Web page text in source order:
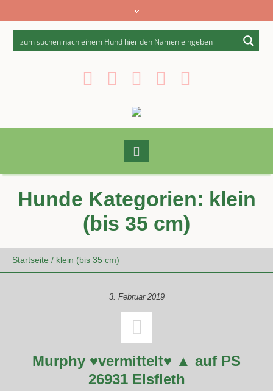
Hunde Kategorien: klein
(bis 35 cm)
Startseite / klein (bis 35 cm)
3. Februar 2019
Murphy ♥vermittelt♥ ▲ auf PS
26931 Elsfleth